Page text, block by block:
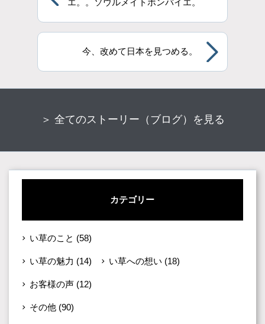
エ。。ソウルメイトボンバイエ。
今、改めて日本を見つめる。
＞ 全てのストーリー（ブログ）を見る
カテゴリー
い草のこと (58)
い草の魅力 (14) い草への想い (18)
お客様の声 (12)
その他 (90)